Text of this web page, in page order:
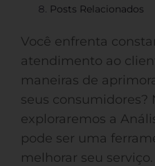
Posts Relacionados
Você enfrenta
atendimento ao
maneiras de
seus consumidores?
exploraremos a
pode ser uma
melhorar seu